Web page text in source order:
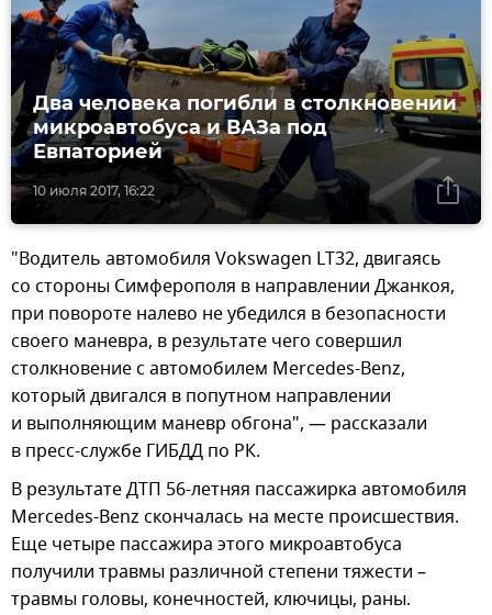
10 июля 2017, 16:22
Два человека погибли в столкновении
микроавтобуса и ВАЗа под
Евпаторией
"Водитель автомобиля Vokswagen LT32, двигаясь
со стороны Симферополя в направлении Джанкоя,
при повороте налево не убедился в безопасности
своего маневра, в результате чего совершил
столкновение с автомобилем Mercedes-Benz,
который двигался в попутном направлении
и выполняющим маневр обгона", — рассказали
в пресс-службе ГИБДД по РК.
В результате ДТП 56-летняя пассажирка автомобиля
Mercedes-Benz скончалась на месте происшествия.
Еще четыре пассажира этого микроавтобуса
получили травмы различной степени тяжести –
травмы головы, конечностей, ключицы, раны.